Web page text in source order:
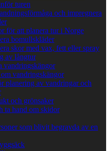
turen
och impregnera
för att planera tur i Norge
bomullskläder
skor med vax, fett eller spray
av långtur
vandringskängor
vandringskängor
planering av vandringar och
och grönsaker
ta hand om skidor
som blivit begravda av en